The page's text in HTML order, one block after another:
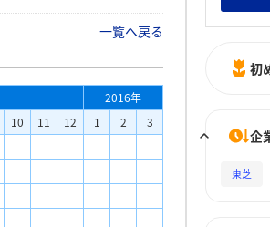
一覧へ戻る
2016年
10 11 12 1 2
3
初
企
東芝